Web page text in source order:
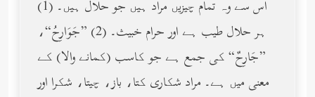
(1) اس سے وہ تمام چیزیں مراد ہیں جو حلال ہیں۔
ہر حلال طیب ہے اور حرام خبیث۔ (2) ”جَوَارِحُ“،
”جَارِحٌ“ کی جمع ہے جو کاسب (کمانے والا) کے
معنی میں ہے۔ مراد شکاری کتا، باز، چیتا، شکرا اور